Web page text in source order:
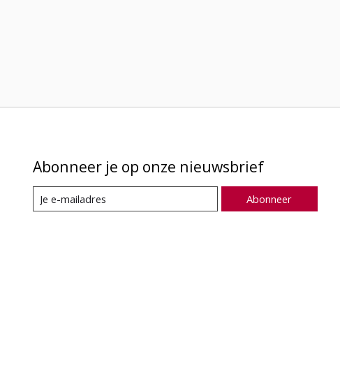
Abonneer je op onze nieuwsbrief
Abonneer